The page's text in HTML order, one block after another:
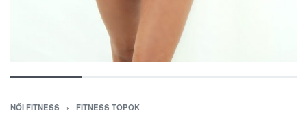
NŐI FITNESS › FITNESS TOPOK